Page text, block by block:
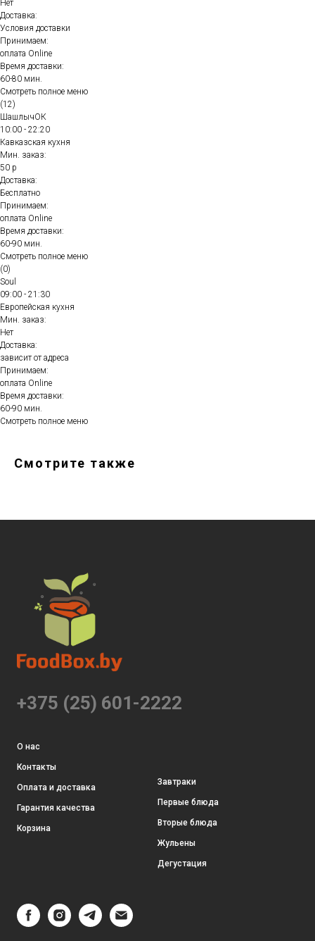
Нет
Доставка:
Условия доставки
Принимаем:
оплата Online
Время доставки:
60-80 мин.
Смотреть полное меню
(12)
ШашлычОК
10:00 - 22:20
Кавказская кухня
Мин. заказ:
50 р
Доставка:
Бесплатно
Принимаем:
оплата Online
Время доставки:
60-90 мин.
Смотреть полное меню
(0)
Soul
09:00 - 21:30
Европейская кухня
Мин. заказ:
Нет
Доставка:
зависит от адреса
Принимаем:
оплата Online
Время доставки:
60-90 мин.
Смотреть полное меню
Смотрите также
+375 (25) 601-2222
О нас
Контакты
Оплата и доставка
Гарантия качества
Корзина
Завтраки
Первые блюда
Вторые блюда
Жульены
Дегустация